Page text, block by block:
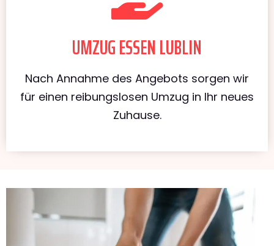
UMZUG ESSEN LUBLIN
Nach Annahme des Angebots sorgen wir
für einen reibungslosen Umzug in Ihr neues
Zuhause.